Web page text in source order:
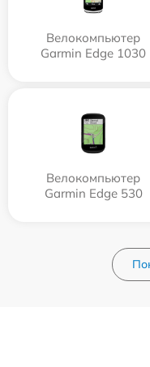
Велокомпьютер
Garmin Edge 1030
Велокомпьютер
Garmin Edge 530